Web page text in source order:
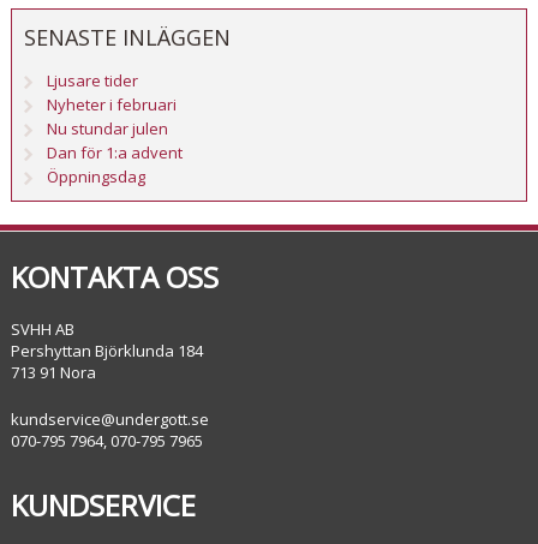
SENASTE INLÄGGEN
Ljusare tider
Nyheter i februari
Nu stundar julen
Dan för 1:a advent
Öppningsdag
KONTAKTA OSS
SVHH AB
Pershyttan Björklunda 184
713 91 Nora
kundservice@undergott.se
070-795 7964, 070-795 7965
KUNDSERVICE